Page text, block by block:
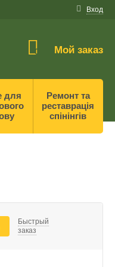
Вход
0 Мой заказ
для
Ремонт та
реставрація
спінінгів
Быстрый
заказ